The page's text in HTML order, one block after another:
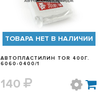
ТОВАРА НЕТ В НАЛИЧИИ
АВТОПЛАСТИЛИН TOR 400Г.
6060-0400/1
140